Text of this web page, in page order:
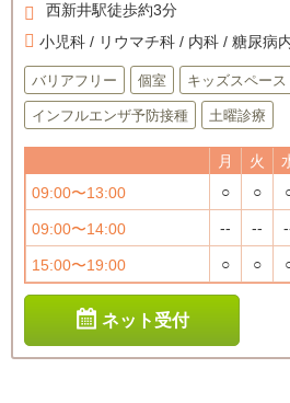
西新井駅徒歩約3分
小児科 / リウマチ科 / 内科 / 糖尿病
バリアフリー 個室 キッズスペース
インフルエンザ予防接種 土曜診療
月 火
09:00〜13:00
○ ○
09:00〜14:00 -- --
15:00〜19:00 ○ ○
ネット受付